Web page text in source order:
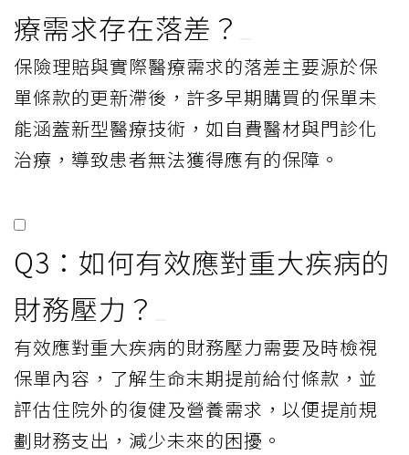
療需求存在落差？
保險理賠與實際醫療需求的落差主要源於保
單條款的更新滯後，許多早期購買的保單未
能涵蓋新型醫療技術，如自費醫材與門診化
治療，導致患者無法獲得應有的保障。
Q3：如何有效應對重大疾病的
財務壓力？
有效應對重大疾病的財務壓力需要及時檢視
保單內容，了解生命末期提前給付條款，並
評估住院外的復健及營養需求，以便提前規
劃財務支出，減少未來的困擾。